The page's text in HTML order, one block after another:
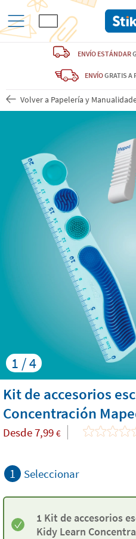
ENVÍO ESTÁNDAR
ENVÍOGRATIS A
Volver a Papelería y
1 / 4
Kit de accesorios
Concentración
Desde7,99 €
1 Seleccionar
1 Kit de accesorios
Kidy Learn